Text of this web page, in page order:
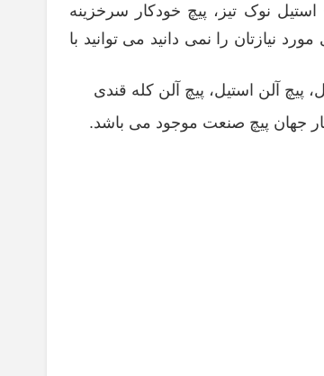
نوک تیز، پیچ خودکار سرخزینه
نیازتان را نمی دانید می توانید با
پیچ آلن استیل، پیچ آلن کله قندی
جهان پیچ صنعت موجود می باشد.